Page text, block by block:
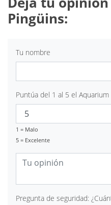
Pingüins:
Tu nombre
Puntúa del 1 al 5 el Aquarium
1 = Malo
5 = Excelente
Pregunta de seguridad: